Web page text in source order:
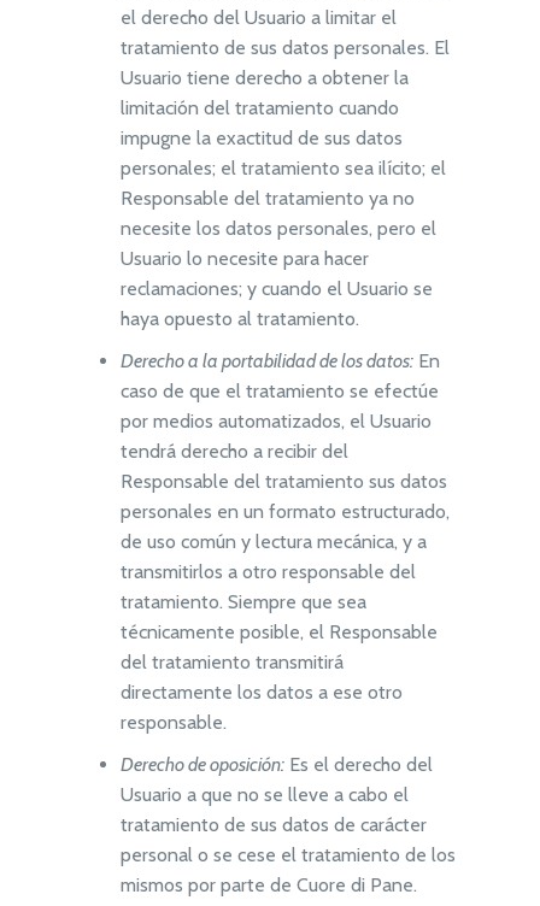
el derecho del Usuario a limitar el
tratamiento de sus datos personales. El
Usuario tiene derecho a obtener la
limitación del tratamiento cuando
impugne la exactitud de sus datos
personales; el tratamiento sea ilícito; el
Responsable del tratamiento ya no
necesite los datos personales, pero el
Usuario lo necesite para hacer
reclamaciones; y cuando el Usuario se
haya opuesto al tratamiento.
Derecho a la portabilidad de los datos:En
caso de que el tratamiento se efectúe
por medios automatizados, el Usuario
tendrá derecho a recibir del
Responsable del tratamiento sus datos
personales en un formato estructurado,
de uso común y lectura mecánica, y a
transmitirlos a otro responsable del
tratamiento. Siempre que sea
técnicamente posible, el Responsable
del tratamiento transmitirá
directamente los datos a ese otro
responsable.
Derecho de oposición:Es el derecho del
Usuario a que no se lleve a cabo el
tratamiento de sus datos de carácter
personal o se cese el tratamiento de los
mismos por parte de Cuore di Pane.